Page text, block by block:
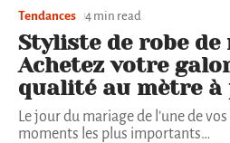
Tendances 4 min read
Styliste de robe de
Achetez votre
qualité au mètre
Le jour du mariage de l’une de
moments les plus importants…